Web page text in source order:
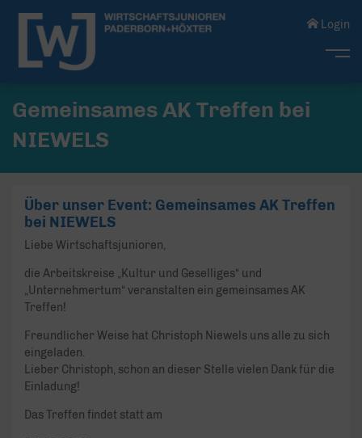
Login
Gemeinsames AK Treffen bei
NIEWELS
Über unser Event: Gemeinsames AK Treffen
bei NIEWELS
Liebe Wirtschaftsjunioren,
die Arbeitskreise „Kultur und Geselliges“ und
„Unternehmertum“ veranstalten ein gemeinsames AK
Treffen!
Freundlicher Weise hat Christoph Niewels uns alle zu sich
eingeladen.
Lieber Christoph, schon an dieser Stelle vielen Dank für die
Einladung!
Das Treffen findet statt am